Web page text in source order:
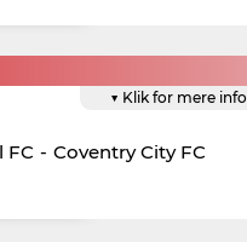
▼ Klik for mere info
FC - Coventry City FC